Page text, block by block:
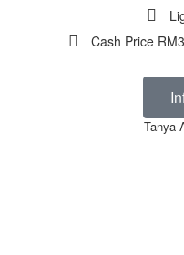
Cash Price
Tanya